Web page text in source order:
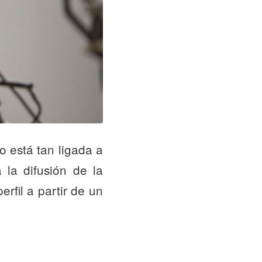
está tan ligada a
la difusión de la
a partir de un